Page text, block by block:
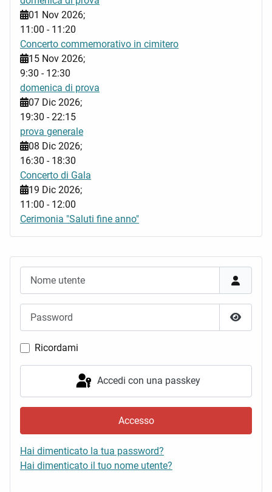
Mostra
Ricordami
Accedi con una passkey
Accesso
Hai dimenticato la tua password?
Hai dimenticato il tuo nome utente?
01 Nov 2026;
11:00 - 11:20
Concerto commemorativo in cimitero
15 Nov 2026;
9:30 - 12:30
domenica di prova
07 Dic 2026;
19:30 -22:15
prova generale
08 Dic 2026;
16:30 - 18:30
Concerto di Gala
19 Dic 2026;
11:00 - 12:00
Cerimonia "Saluti fine anno"